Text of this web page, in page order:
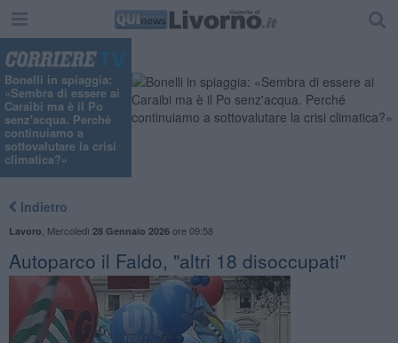
Bonelli in spiaggia:
«Sembra di essere ai
Caraibi ma è il Po
senz'acqua. Perché
continuiamo a
sottovalutare la crisi
climatica?»
Indietro
Lavoro Mercoledì 28 Gennaio 2026ore 09:58
Autoparco il Faldo, "altri 18 disoccupati"